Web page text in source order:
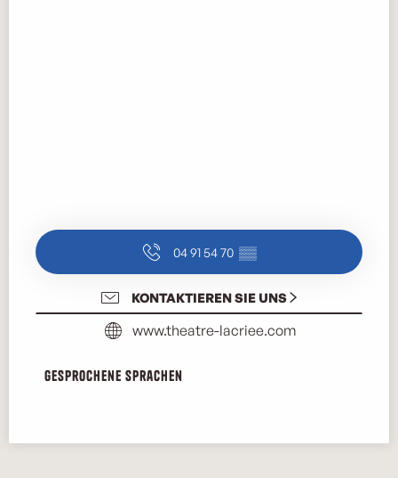
04 91 54 70 ▒▒
KONTAKTIEREN SIE UNS
www.theatre-lacriee.com
Gesprochene Sprachen
Gesprochene Sprachen